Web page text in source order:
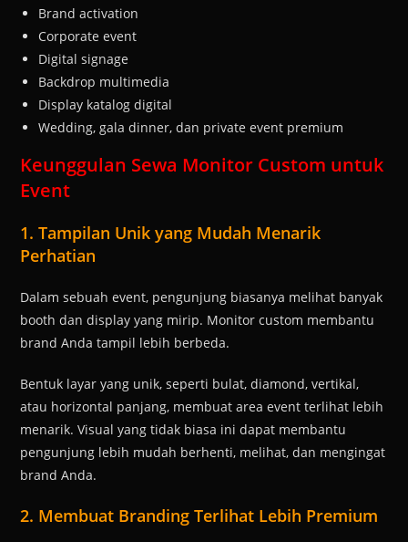
Brand activation
Corporate event
Digital signage
Backdrop multimedia
Display katalog digital
Wedding, gala dinner, dan private event premium
Keunggulan Sewa Monitor Custom untuk
Event
1. Tampilan Unik yang Mudah Menarik
Perhatian
Dalam sebuah event, pengunjung biasanya melihat banyak
booth dan display yang mirip. Monitor custom membantu
brand Anda tampil lebih berbeda.
Bentuk layar yang unik, seperti bulat, diamond, vertikal,
atau horizontal panjang, membuat area event terlihat lebih
menarik. Visual yang tidak biasa ini dapat membantu
pengunjung lebih mudah berhenti, melihat, dan mengingat
brand Anda.
2. Membuat Branding Terlihat Lebih Premium